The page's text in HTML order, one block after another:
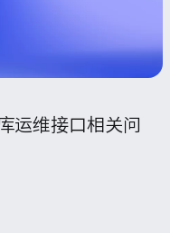
运维接口相关问